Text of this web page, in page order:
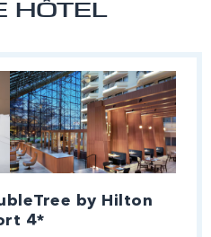
HÔTEL
by Hilton
4*